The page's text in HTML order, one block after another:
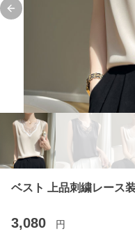
Previous slide
ベスト 上品刺繍レース
3,080 円